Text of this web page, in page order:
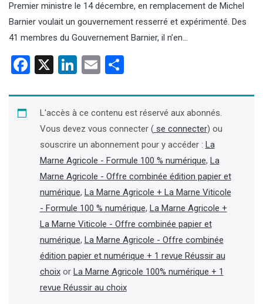
Premier ministre le 14 décembre, en remplacement de Michel
Barnier voulait un gouvernement resserré et expérimenté. Des
41 membres du Gouvernement Barnier, il n’en…
Facebook
X LinkedIn
Email
L'accès à ce contenu est réservé aux abonnés.
Vous devez vous connecter (se connecter) ou
souscrire un abonnement pour y accéder : La
Marne Agricole - Formule 100 % numérique, La
Marne Agricole - Offre combinée édition papier et
numérique, La Marne Agricole + La Marne Viticole
- Formule 100 % numérique, La Marne Agricole +
La Marne Viticole - Offre combinée papier et
numérique, La Marne Agricole - Offre combinée
édition papier et numérique + 1 revue Réussir au
choixor La Marne Agricole 100% numérique + 1
revue Réussir au choix